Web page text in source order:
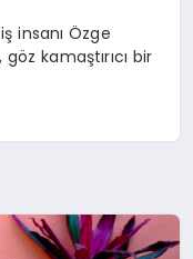
insanı Özge
göz kamaştırıcı bir